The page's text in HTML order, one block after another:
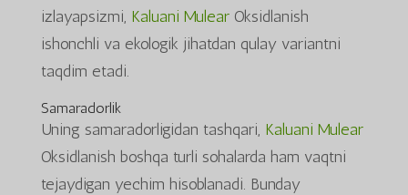
izlayapsizmi, Kaluani MulearOksidlanish
ishonchli va ekologik jihatdan qulay variantni
taqdim etadi.
Samaradorlik
Uning samaradorligidan tashqari, Kaluani Mulear
Oksidlanish boshqa turli sohalarda ham vaqtni
tejaydigan yechim hisoblanadi. Bunday